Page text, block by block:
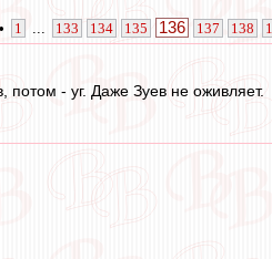
• 1 133 134 135 136 137 138
потом - уг. Даже Зуев не оживляет.